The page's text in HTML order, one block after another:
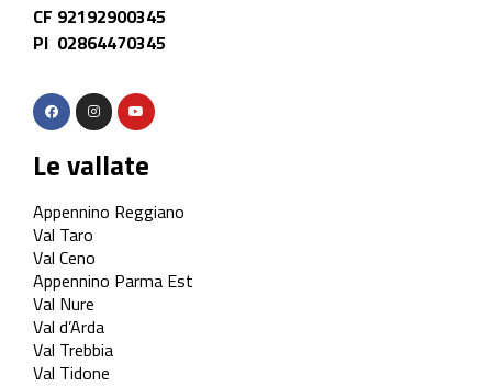
CF 92192900345
PI 02864470345
Le vallate
Appennino Reggiano
Val Taro
Val Ceno
Appennino Parma Est
Val Nure
Val d’Arda
Val Trebbia
Val Tidone